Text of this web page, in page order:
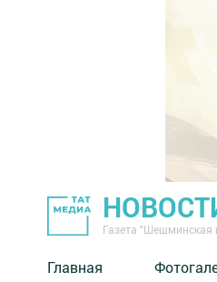
Газета
Главная